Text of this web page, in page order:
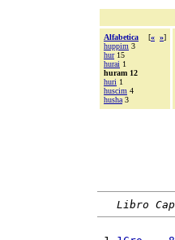
Alfabetica [« »]
huppim 3
hur15
hurai 1
huram 12
huri 1
huscim 4
husha 3
Libro